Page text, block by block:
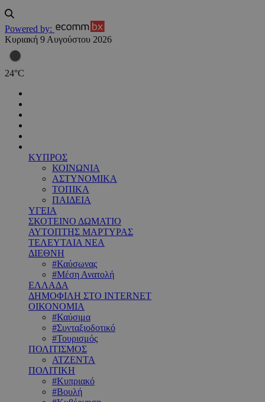
Powered by:
Κυριακή 9 Αυγούστου 2026
24°C
ΚΥΠΡΟΣ
ΚΟΙΝΩΝΙΑ
ΑΣΤΥΝΟΜΙΚΑ
ΤΟΠΙΚΑ
ΠΑΙΔΕΙΑ
ΥΓΕΙΑ
ΣΚΟΤΕΙΝΟ ΔΩΜΑΤΙΟ
ΑΥΤΟΠΤΗΣ ΜΑΡΤΥΡΑΣ
ΤΕΛΕΥΤΑΙΑ ΝΕΑ
ΔΙΕΘΝΗ
#Καύσωνας
#Μέση Ανατολή
ΕΛΛΑΔΑ
ΔΗΜΟΦΙΛΗ ΣΤΟ INTERNET
ΟΙΚΟΝΟΜΙΑ
#Καύσιμα
#Συνταξιοδοτικό
#Τουρισμός
ΠΟΛΙΤΙΣΜΟΣ
ΑΤΖΕΝΤΑ
ΠΟΛΙΤΙΚΗ
#Κυπριακό
#Βουλή